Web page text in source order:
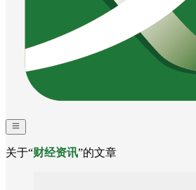
关于“财经资讯”的文章